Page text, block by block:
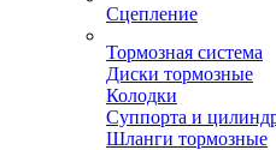
Сцепление
Тормозная система
Диски тормозные
Колодки
Суппорта и
Шланги тормозные